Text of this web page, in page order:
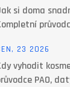
si doma
23 2026
vyhodit
PAO,